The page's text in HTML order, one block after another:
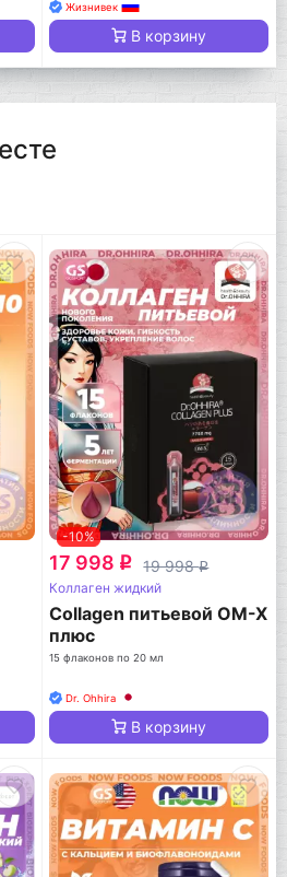
Жизнивек
В корзину
-10%
17 998 q 19 998q
Коллаген жидкий
Collagen питьевой ОМ-Х
плюс
15 флаконов по 20 мл
Dr. Ohhira
В корзину